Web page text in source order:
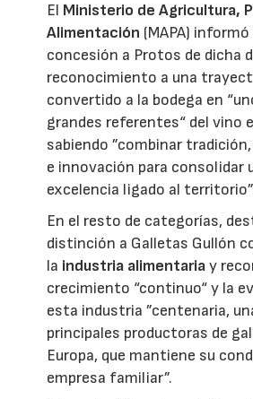
El Ministerio de Agricultura,
Alimentación (MAPA) informó
concesión a Protos de dicha
reconocimiento a una
convertido a la bodega en
grandes referentes“ del vino
sabiendo ”combinar
e innovación para consolidar
excelencia ligado al
En el resto de categorías,
distinción a Galletas Gullón
la industria alimentariay
crecimiento “continuo“ y la
esta industria ”centenaria,
principales productoras de
Europa, que mantiene su
empresa familiar”.